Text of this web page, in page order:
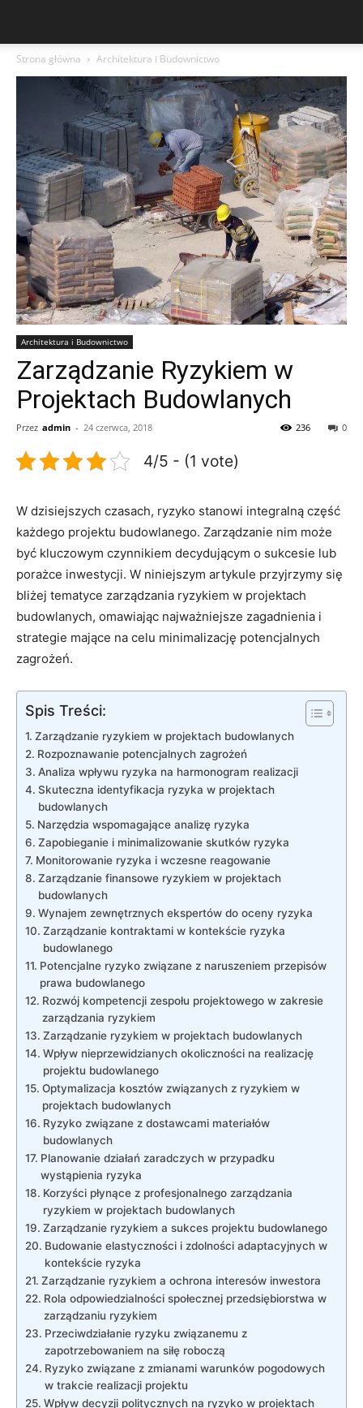
Strona główna Architektura i Budownictwo
Architektura i Budownictwo
Zarządzanie Ryzykiem w
Projektach Budowlanych
Przez admin - 24 czerwca, 2018 0
236
4/5 - (1 vote)
W ⁣dzisiejszych czasach, ryzyko stanowi integralną część⁣
każdego projektu ⁣budowlanego. ​Zarządzanie nim może
być kluczowym czynnikiem decydującym o sukcesie lub
porażce ​inwestycji. W niniejszym artykule przyjrzymy się
bliżej tematyce zarządzania ryzykiem w projektach
budowlanych, omawiając najważniejsze zagadnienia i
strategie mające na​ celu minimalizację​ potencjalnych
zagrożeń.
Spis Treści:
Zarządzanie ryzykiem ⁣w projektach budowlanych
Rozpoznawanie ⁤potencjalnych zagrożeń
Analiza wpływu ‍ryzyka na harmonogram realizacji
Skuteczna⁣ identyfikacja ryzyka w projektach
budowlanych
Narzędzia wspomagające analizę ryzyka
Zapobieganie i minimalizowanie skutków ryzyka
Monitorowanie​ ryzyka i wczesne reagowanie
Zarządzanie finansowe ryzykiem w projektach
⁢budowlanych
Wynajem zewnętrznych ekspertów do oceny ryzyka
Zarządzanie kontraktami⁢ w kontekście ryzyka
budowlanego
Potencjalne ryzyko związane ⁣z naruszeniem przepisów
prawa ‍budowlanego
Rozwój ⁢kompetencji⁢ zespołu projektowego w zakresie
zarządzania ryzykiem
Zarządzanie ryzykiem⁤ w projektach⁤ budowlanych
Wpływ nieprzewidzianych okoliczności na⁣ realizację
projektu budowlanego
Optymalizacja kosztów związanych z ryzykiem w
projektach budowlanych
Ryzyko‌ związane z dostawcami materiałów
budowlanych
Planowanie działań zaradczych ⁤w przypadku‌
wystąpienia ryzyka
Korzyści płynące z profesjonalnego zarządzania
ryzykiem⁣ w projektach budowlanych
Zarządzanie ⁤ryzykiem a⁣ sukces ⁣projektu budowlanego
Budowanie elastyczności i zdolności adaptacyjnych w
kontekście ryzyka
Zarządzanie ryzykiem a ⁣ochrona interesów inwestora
Rola odpowiedzialności społecznej przedsiębiorstwa w
zarządzaniu ryzykiem
Przeciwdziałanie ryzyku związanemu z
zapotrzebowaniem na ​siłę roboczą
Ryzyko⁢ związane z zmianami warunków pogodowych
w trakcie realizacji projektu
Wpływ decyzji politycznych na ryzyko w projektach